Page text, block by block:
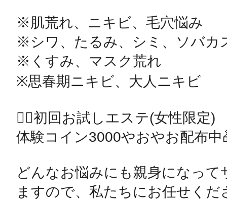
※肌荒れ、ニキビ、毛穴悩み
※シワ、たるみ、シミ、ソバカ
※くすみ、マスク荒れ
※思春期ニキビ、大人ニキビ
💆‍♀️初回お試しエステ(女性限定)
体験コイン3000やおやお配布中
どんなお悩みにも親身になっ
ますので、私たちにお任せくだ